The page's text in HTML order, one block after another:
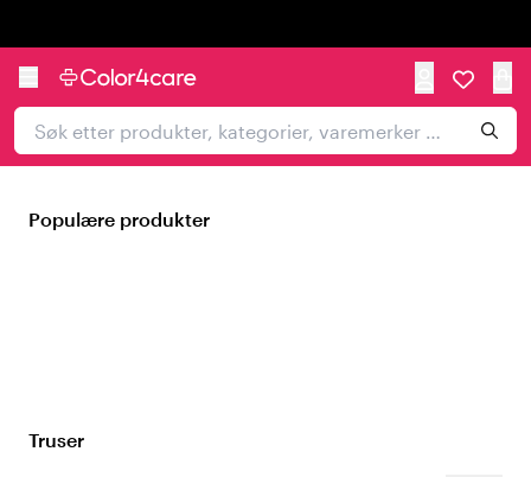
Populære produkter
Truser